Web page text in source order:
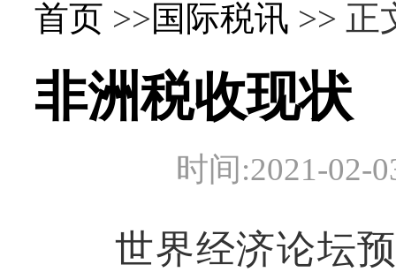
首页 >>国际税讯 >> 正
非洲税收现状
时间:2021-02-
世界经济论坛预